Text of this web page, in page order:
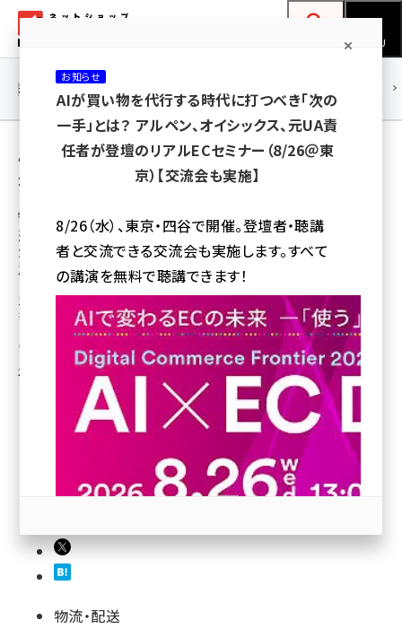
ン
ネットショップ担当者フォーラム
MENU
yahoo (1896)
楽天 (1865)
アスクル (1112)
base (1068)
ビィ・フォアード (769)
revico (737)
連載・特集 |
用語「物流代行」 が使われている記事の一覧
全 33 記事中 1 ～ 33 を表示中
特集・EC物流代行サービス
送料値上げ時代を生き抜くために知っておき
たい通販・EC物流事情～EC物流代行サービ
ス特集
100社以上存在するといわれる通販・EC物流代行会社の中から、活発な動き
を見せる10社の特徴を紹介
中川 昌俊
2014年9月12日 19:36
物流・配送
お知らせ
AIが買い物を代行する時代に打つべき「次の
一手」とは？ アルペン、オイシックス、元UA責
任者が登壇のリアルECセミナー（8/26＠東
京）【交流会も実施】
8/26（水）、東京・四谷で開催。登壇者・聴講
者と交流できる交流会も実施します。すべて
の講演を無料で聴講できます！